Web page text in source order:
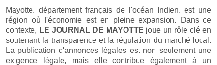
Mayotte, département français de l'océan Indien, est une
région où l'économie est en pleine expansion. Dans ce
contexte, LE JOURNAL DE MAYOTTE joue un rôle clé en
soutenant la transparence et la régulation du marché local.
La publication d'annonces légales est non seulement une
exigence légale, mais elle contribue également à un